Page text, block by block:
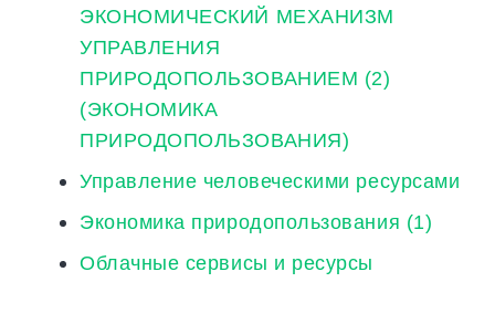
ЭКОНОМИЧЕСКИЙ МЕХАНИЗМ
УПРАВЛЕНИЯ
ПРИРОДОПОЛЬЗОВАНИЕМ (2)
(ЭКОНОМИКА
ПРИРОДОПОЛЬЗОВАНИЯ)
Управление человеческими ресурсами
Экономика природопользования (1)
Облачные сервисы и ресурсы